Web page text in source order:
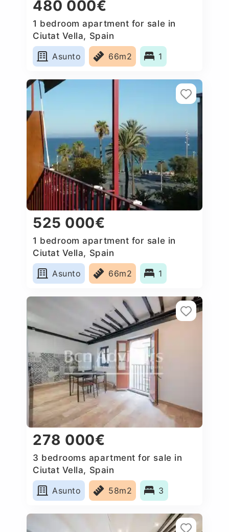
480 000€
1 bedroom apartment for sale in
Ciutat Vella, Spain
Asunto
66m2 1
525 000€
1 bedroom apartment for sale in
Ciutat Vella, Spain
Asunto
66m2 1
278 000€
3 bedrooms apartment for sale in
Ciutat Vella, Spain
Asunto
58m2 3